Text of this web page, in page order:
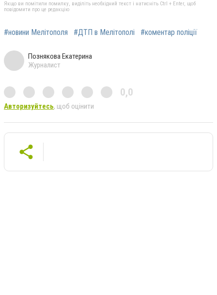
Якщо ви помітили помилку, виділіть необхідний текст і натисніть Ctrl + Enter, щоб
повідомити про це редакцію
#новини Мелітополя #ДТП в Мелітополі #коментар поліції
Познякова Екатерина
Журналист
0,0
Авторизуйтесь, щоб оцінити